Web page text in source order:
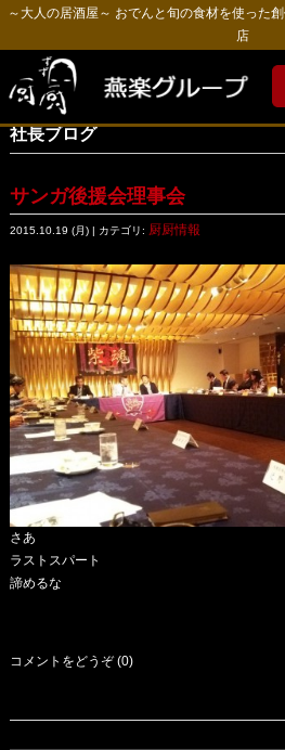
～大人の居酒屋～ おでんと旬の食材を使った
店
社長ブログ
サンガ後援会理事会
2015.10.19 (月) | カテゴリ: 厨厨情報
さあ
ラストスパート
諦めるな
コメントをどうぞ (0)